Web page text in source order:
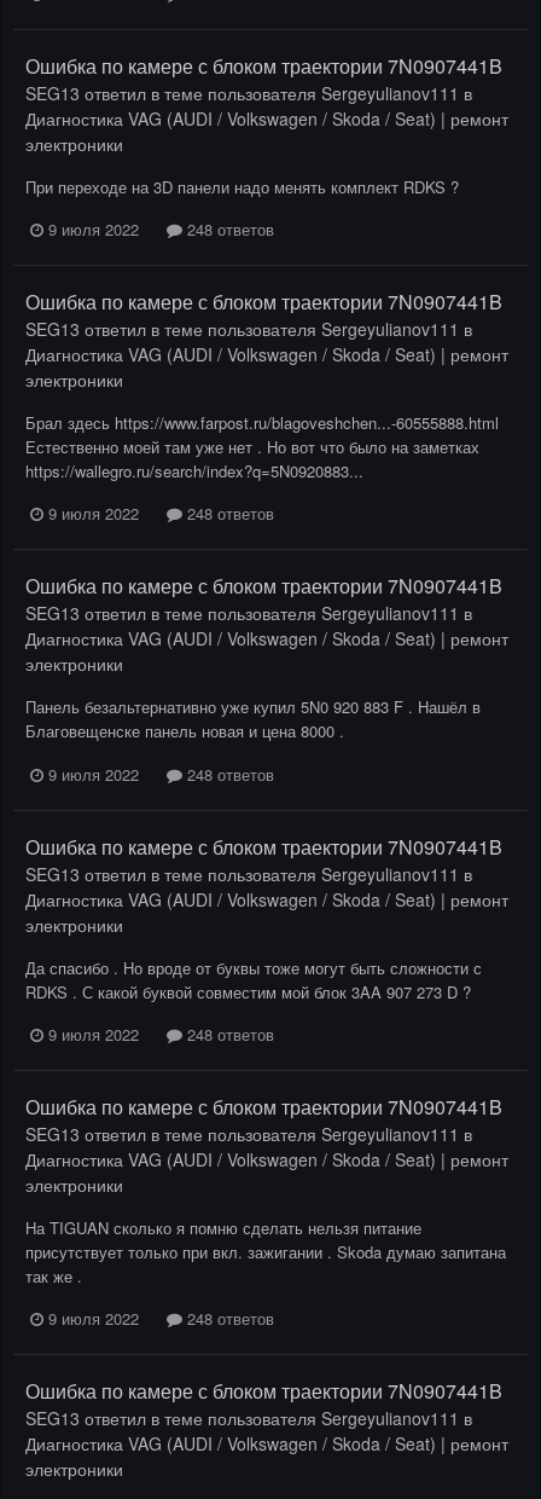
Ошибка по камере с блоком траектории 7N0907441B
SEG13 ответил в теме пользователя Sergeyulianov111 в
Диагностика VAG (AUDI / Volkswagen / Skoda / Seat) | ремонт
электроники
При переходе на 3D панели надо менять комплект RDKS ?
9 июля 2022
248 ответов
Ошибка по камере с блоком траектории 7N0907441B
SEG13 ответил в теме пользователя Sergeyulianov111 в
Диагностика VAG (AUDI / Volkswagen / Skoda / Seat) | ремонт
электроники
Брал здесь https://www.farpost.ru/blagoveshchen...-60555888.html
Естественно моей там уже нет . Но вот что было на заметках
https://wallegro.ru/search/index?q=5N0920883...
9 июля 2022
248 ответов
Ошибка по камере с блоком траектории 7N0907441B
SEG13 ответил в теме пользователя Sergeyulianov111 в
Диагностика VAG (AUDI / Volkswagen / Skoda / Seat) | ремонт
электроники
Панель безальтернативно уже купил 5N0 920 883 F . Нашёл в
Благовещенске панель новая и цена 8000 .
9 июля 2022
248 ответов
Ошибка по камере с блоком траектории 7N0907441B
SEG13 ответил в теме пользователя Sergeyulianov111 в
Диагностика VAG (AUDI / Volkswagen / Skoda / Seat) | ремонт
электроники
Да спасибо . Но вроде от буквы тоже могут быть сложности с
RDKS . С какой буквой совместим мой блок 3AA 907 273 D ?
9 июля 2022
248 ответов
Ошибка по камере с блоком траектории 7N0907441B
SEG13 ответил в теме пользователя Sergeyulianov111 в
Диагностика VAG (AUDI / Volkswagen / Skoda / Seat) | ремонт
электроники
На TIGUAN сколько я помню сделать нельзя питание
присутствует только при вкл. зажигании . Skoda думаю запитана
так же .
9 июля 2022
248 ответов
Ошибка по камере с блоком траектории 7N0907441B
SEG13 ответил в теме пользователя Sergeyulianov111 в
Диагностика VAG (AUDI / Volkswagen / Skoda / Seat) | ремонт
электроники